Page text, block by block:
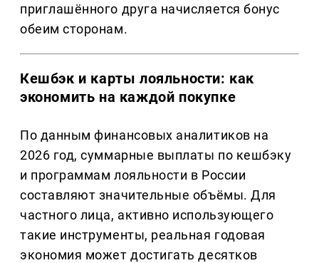
приглашённого друга начисляется бонус
обеим сторонам.
Кешбэк и карты лояльности: как
экономить на каждой покупке
По данным финансовых аналитиков на
2026 год, суммарные выплаты по кешбэку
и программам лояльности в России
составляют значительные объёмы. Для
частного лица, активно использующего
такие инструменты, реальная годовая
экономия может достигать десятков